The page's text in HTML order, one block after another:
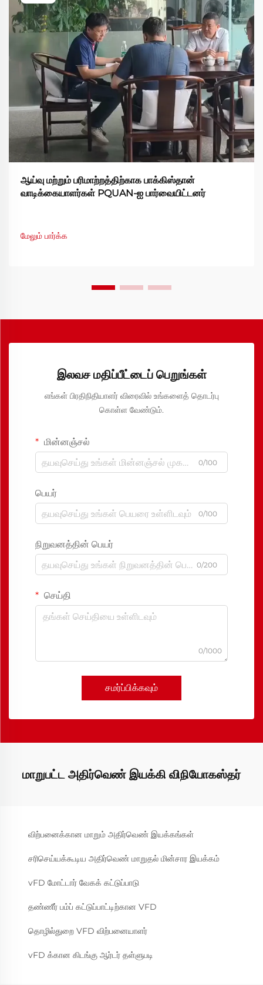
ஆய்வு மற்றும் பரிமாற்றத்திற்காக பாக்கிஸ்தான்
வாடிக்கையாளர்கள் PQUAN-ஐ பார்வையிட்டனர்
மேலும் பார்க்க
இலவச மதிப்பீட்டைப் பெறுங்கள்
எங்கள் பிரதிநிதியாளர் விரைவில் உங்களைத் தொடர்பு
கொள்ள வேண்டும்.
மின்னஞ்சல்
0/100
பெயர்
0/100
நிறுவனத்தின் பெயர்
0/200
செய்தி
0/1000
சமர்ப்பிக்கவும்
மாறுபட்ட அதிர்வெண் இயக்கி விநியோகஸ்தர்
விற்பனைக்கான மாறும் அதிர்வெண் இயக்கங்கள்
சரிசெய்யக்கூடிய அதிர்வெண் மாறுதல் மின்சார இயக்கம்
vFD மோட்டார் வேகக் கட்டுப்பாடு
தண்ணீர் பம்ப் கட்டுப்பாட்டிற்கான VFD
தொழில்துறை VFD விற்பனையாளர்
vFD க்கான கிடங்கு ஆர்டர் தள்ளுபடி